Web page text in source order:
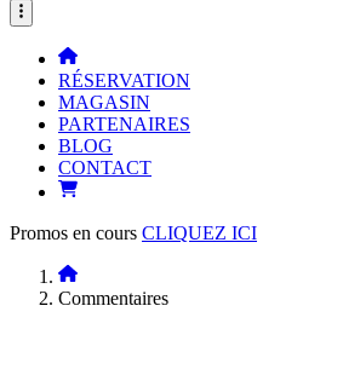
RÉSERVATION
MAGASIN
PARTENAIRES
BLOG
CONTACT
Promos en cours CLIQUEZ ICI
Commentaires